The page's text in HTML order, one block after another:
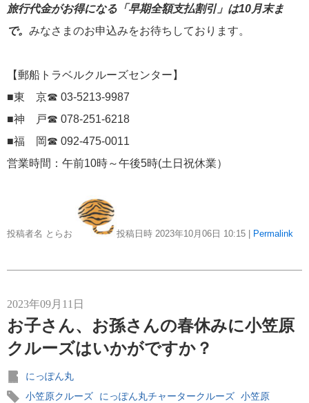
旅行代金がお得になる「早期全額支払割引」は10月末ま
で。 みなさまのお申込みをお待ちしております。
【郵船トラベルクルーズセンター】
■東 京☎ 03-5213-9987
■神 戸☎ 078-251-6218
■福 岡☎ 092-475-0011
営業時間：午前10時～午後5時(土日祝休業）
投稿者名 とらお 投稿日時 2023年10月06日 10:15 Permalink
2023年09月11日
お子さん、お孫さんの春休みに小笠原
クルーズはいかがですか？
にっぽん丸
小笠原クルーズ
にっぽん丸チャータークルーズ 小笠原
ニュースリリース
ディズニークルーズ
オーシャニア・クルーズ
冒険クルーズ
還暦ピアニストのひとりごと
バイキング・クルーズ
ごんた君の遠吠え 5
ゴールデンウィーク
お土産
ホーランドアメリカ